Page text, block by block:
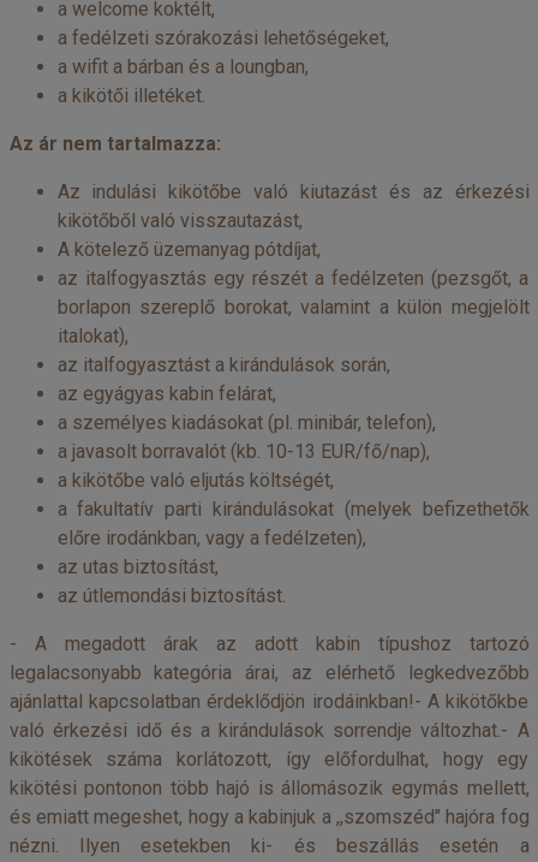
a welcome koktélt,
a fedélzeti szórakozási lehetőségeket,
a wifit a bárban és a loungban,
a kikötői illetéket.
Az ár nem tartalmazza:
Az indulási kikötőbe való kiutazást és az érkezési
kikötőből való visszautazást,
A kötelező üzemanyag pótdíjat,
az italfogyasztás egy részét a fedélzeten (pezsgőt, a
borlapon szereplő borokat, valamint a külön megjelölt
italokat),
az italfogyasztást a kirándulások során,
az egyágyas kabin felárat,
a személyes kiadásokat (pl. minibár, telefon),
a javasolt borravalót (kb. 10-13 EUR/fő/nap),
a kikötőbe való eljutás költségét,
a fakultatív parti kirándulásokat (melyek befizethetők
előre irodánkban, vagy a fedélzeten),
az utas biztosítást,
az útlemondási biztosítást.
- A megadott árak az adott kabin típushoz tartozó
legalacsonyabb kategória árai, az elérhető legkedvezőbb
ajánlattal kapcsolatban érdeklődjön irodáinkban!- A kikötőkbe
való érkezési idő és a kirándulások sorrendje változhat.- A
kikötések száma korlátozott, így előfordulhat, hogy egy
kikötési pontonon több hajó is állomásozik egymás mellett,
és emiatt megeshet, hogy a kabinjuk a ,,szomszéd" hajóra fog
nézni. Ilyen esetekben ki- és beszállás esetén a